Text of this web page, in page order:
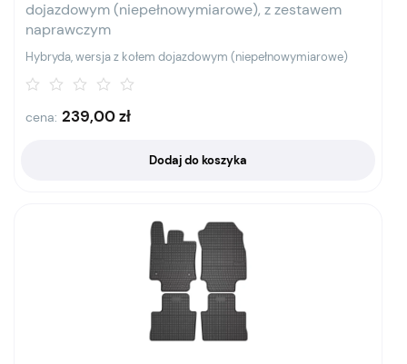
dojazdowym (niepełnowymiarowe), z zestawem
naprawczym
Hybryda, wersja z kołem dojazdowym (niepełnowymiarowe)
cena: 239,00zł
Dodaj do koszyka